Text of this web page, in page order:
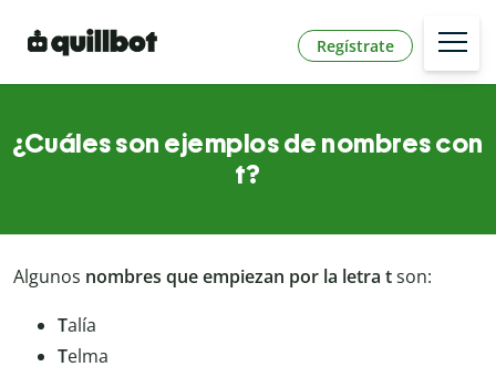
Regístrate
¿Cuáles son ejemplos de nombres con
t?
Algunos nombres que empiezan por la letra tson:
Talía
Telma